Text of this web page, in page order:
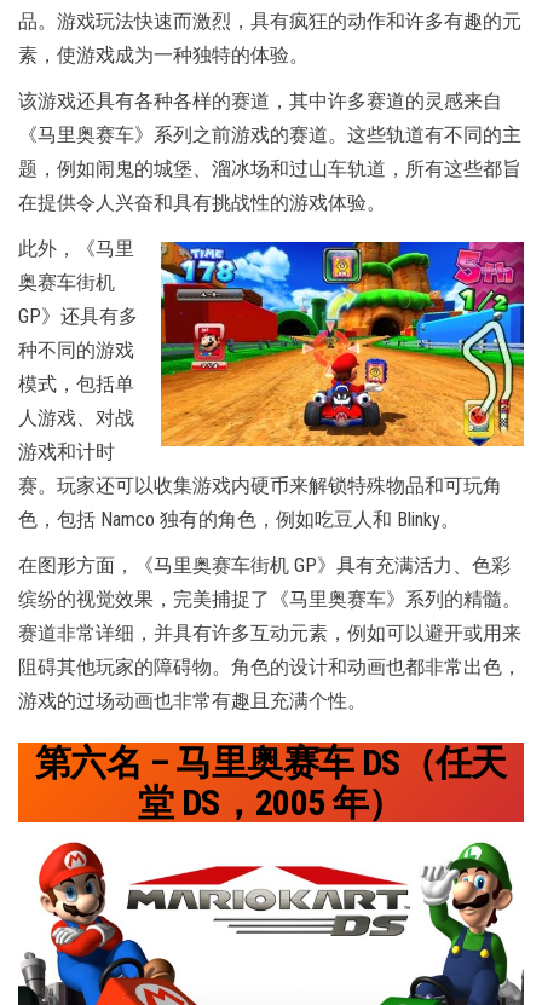
品。游戏玩法快速而激烈，具有疯狂的动作和许多有趣的元
素，使游戏成为一种独特的体验。
该游戏还具有各种各样的赛道，其中许多赛道的灵感来自
《马里奥赛车》系列之前游戏的赛道。这些轨道有不同的主
题，例如闹鬼的城堡、溜冰场和过山车轨道，所有这些都旨
在提供令人兴奋和具有挑战性的游戏体验。
此外，《马里
奥赛车街机
GP》还具有多
种不同的游戏
模式，包括单
人游戏、对战
游戏和计时
赛。玩家还可以收集游戏内硬币来解锁特殊物品和可玩角
色，包括 Namco 独有的角色，例如吃豆人和 Blinky。
在图形方面，《马里奥赛车街机 GP》具有充满活力、色彩
缤纷的视觉效果，完美捕捉了《马里奥赛车》系列的精髓。
赛道非常详细，并具有许多互动元素，例如可以避开或用来
阻碍其他玩家的障碍物。角色的设计和动画也都非常出色，
游戏的过场动画也非常有趣且充满个性。
第六名 – 马里奥赛车 DS（任天
堂 DS，2005 年）